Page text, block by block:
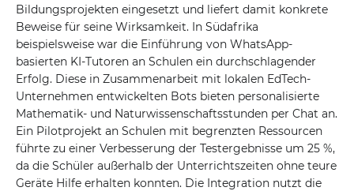
Bildungsprojekten eingesetzt und liefert damit konkrete
Beweise für seine Wirksamkeit. In Südafrika
beispielsweise war die Einführung von WhatsApp-
basierten KI-Tutoren an Schulen ein durchschlagender
Erfolg. Diese in Zusammenarbeit mit lokalen EdTech-
Unternehmen entwickelten Bots bieten personalisierte
Mathematik- und Naturwissenschaftsstunden per Chat an.
Ein Pilotprojekt an Schulen mit begrenzten Ressourcen
führte zu einer Verbesserung der Testergebnisse um 25 %,
da die Schüler außerhalb der Unterrichtszeiten ohne teure
Geräte Hilfe erhalten konnten. Die Integration nutzt die